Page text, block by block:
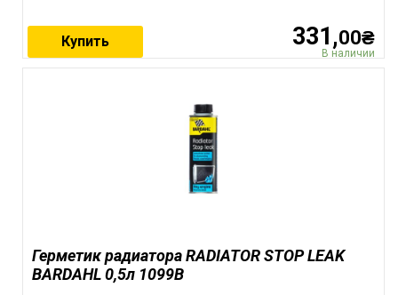
331,00₴
В наличии
Купить
Герметик радиатора RADIATOR STOP LEAK
BARDAHL 0,5л 1099B